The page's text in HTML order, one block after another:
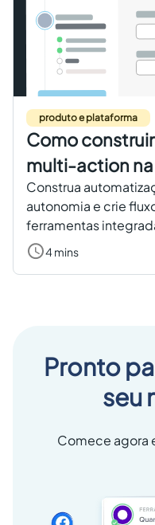
produto e plataforma
Como
multi-action na
Construa
autonomia e crie
ferramentas
4 mins
Pronto
seu
Comece agora